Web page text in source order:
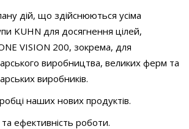
дій, що здійснюються усіма
KUHN для досягнення цілей,
VISION 200, зокрема, для
виробництва, великих ферм та
виробників.
наших нових продуктів.
ефективність роботи.